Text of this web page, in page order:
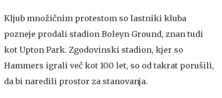
Kljub množičnim protestom so lastniki kluba
pozneje prodali stadion Boleyn Ground, znan tudi
kot Upton Park. Zgodovinski stadion, kjer so
Hammers igrali več kot 100 let, so od takrat porušili,
da bi naredili prostor za stanovanja.